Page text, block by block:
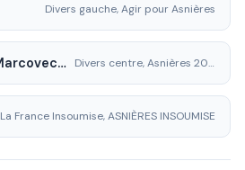
Divers gauche, Agir pour Asnières
Sandrine Picard-Marcovecchio Divers centre, Asnières 2050
La France Insoumise, ASNIÈRES INSOUMISE